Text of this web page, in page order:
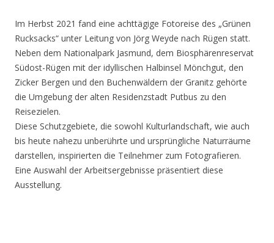
Im Herbst 2021 fand eine achttägige Fotoreise des „Grünen
Rucksacks“ unter Leitung von Jörg Weyde nach Rügen statt.
Neben dem Nationalpark Jasmund, dem Biosphärenreservat
Südost-Rügen mit der idyllischen Halbinsel Mönchgut, den
Zicker Bergen und den Buchenwäldern der Granitz gehörte
die Umgebung der alten Residenzstadt Putbus zu den
Reisezielen.
Diese Schutzgebiete, die sowohl Kulturlandschaft, wie auch
bis heute nahezu unberührte und ursprüngliche Naturräume
darstellen, inspirierten die Teilnehmer zum Fotografieren.
Eine Auswahl der Arbeitsergebnisse präsentiert diese
Ausstellung.